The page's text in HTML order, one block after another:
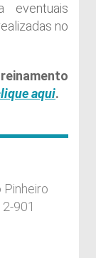
no
aqui.
901